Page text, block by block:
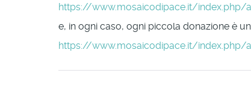
https://www.mosaicodipace.it/index.php/
e, in ogni caso, ogni piccola donazione è
https://www.mosaicodipace.it/index.php/